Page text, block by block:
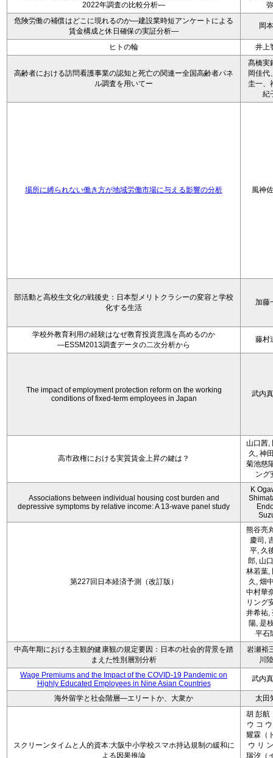
2022年調査の比較分析―
弥
危険労働の補償はどこに現れるのか―建設業時短アンケートによる
賃金構成と休日確保の実証分析―
岡
ヒトの輪 井上
高齢者における訪問看護事業の認知と死亡の関連ー全国高齢者パネ
ル調査を用いてー
髙橋実
岡佳代
圭一、
紀
場所に縛られない働き方が地域労働市場に与える影響の分析 風神
部活動と高校生文化の戦後史：日本型メリトクラシーの変容と学校
化する生活
加藤
学校外教育利用の経験はなぜ教育投資意識を高めるのか
―ESSM2013調査データの二次分析から
藤村
The impact of employment protection reform on the working
conditions of fixed-term employees in Japan
武内
高市政権における実質賃金上昇の鍵は？
山口茜,
久, 神
菊池慈
ング
Associations between individual housing cost burden and
depressive symptoms by relative income: A 13-wave panel study
K
第227回日本経済予測（改訂版）
熊谷亮
慶司,
平, 久
郎, 山
林若葉,
久, 畑
中村華
リング
井希祐,
陽, 是
平石
中高年期における主観的健康観の規定要因：日本の社会的背景を踏
まえた性別層別分析
岩瀬裕
川
Wage Premiums and the Impact of the COVID‑19 Pandemic on
Highly Educated Employees in Nine Asian Countries
武内
海外留学と社会階層―エリートか、大衆か 太田
スクリーンタイムと人的資本:大阪中小学校スマホ持込規制の緩和に
よる因果推論
胡 彭航
ウ コ
耀霖（
ウ リ
瑞汐（